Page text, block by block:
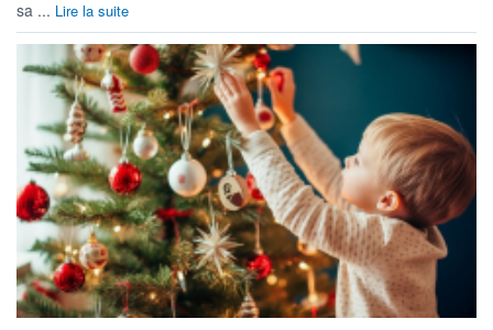
sa ... Lire la suite